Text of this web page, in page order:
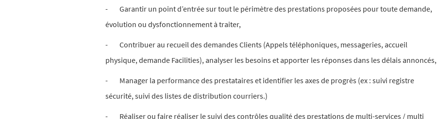
- Garantir un point d’entrée sur tout le périmètre des prestations proposées pour toute demande,
évolution ou dysfonctionnement à traiter,
- Contribuer au recueil des demandes Clients (Appels téléphoniques, messageries, accueil
physique, demande Facilities), analyser les besoins et apporter les réponses dans les délais annoncés,
- Manager la performance des prestataires et identifier les axes de progrès (ex : suivi registre
sécurité, suivi des listes de distribution courriers.)
- Réaliser ou faire réaliser le suivi des contrôles qualité des prestations de multi-services / multi